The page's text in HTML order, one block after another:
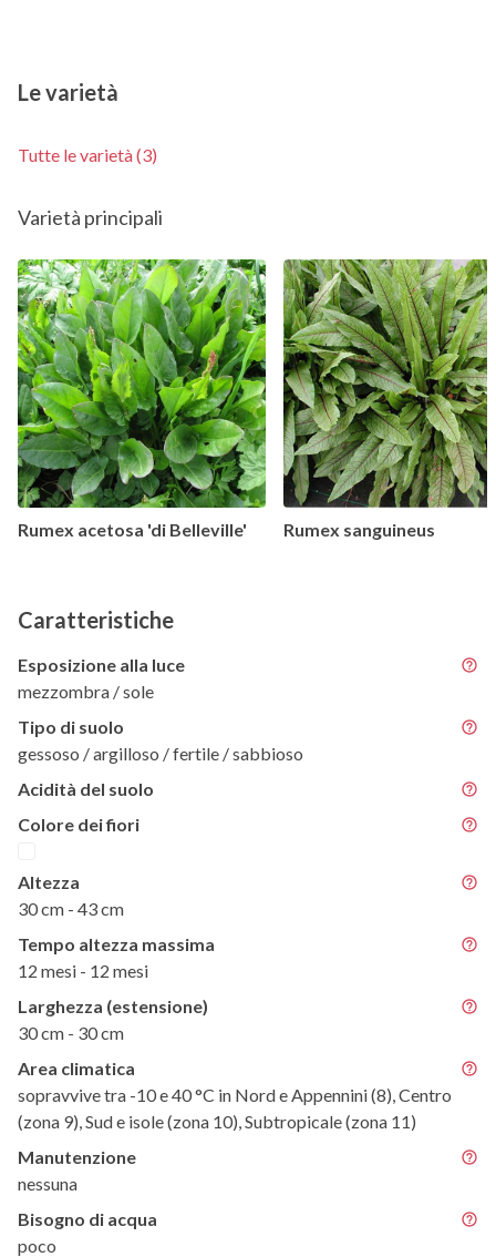
Le varietà
Tutte le varietà (3)
Varietà principali
Rumex acetosa 'di Belleville' Rumex sanguineus
Caratteristiche
Esposizione alla luce
mezzombra / sole
Tipo di suolo
gessoso / argilloso / fertile / sabbioso
Acidità del suolo
Colore dei fiori
Altezza
30 cm - 43 cm
Tempo altezza massima
12 mesi - 12 mesi
Larghezza (estensione)
30 cm - 30 cm
Area climatica
sopravvive tra -10 e 40 °C in Nord e Appennini (8), Centro
(zona 9), Sud e isole (zona 10), Subtropicale (zona 11)
Manutenzione
nessuna
Bisogno di acqua
poco